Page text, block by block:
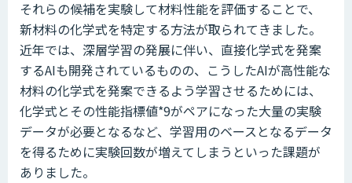
それらの候補を実験して材料性能を評価することで、
新材料の化学式を特定する方法が取られてきました。
近年では、深層学習の発展に伴い、直接化学式を発案
するAIも開発されているものの、こうしたAIが高性能な
材料の化学式を発案できるよう学習させるためには、
化学式とその性能指標値*9がペアになった大量の実験
データが必要となるなど、学習用のベースとなるデータ
を得るために実験回数が増えてしまうといった課題が
ありました。